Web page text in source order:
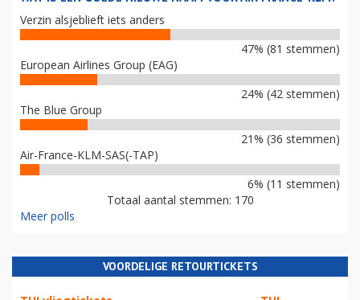
Verzin alsjeblieft iets anders
47% (81 stemmen)
European Airlines Group (EAG)
24% (42 stemmen)
The Blue Group
21% (36 stemmen)
Air-France-KLM-SAS(-TAP)
6% (11 stemmen)
Totaal aantal stemmen: 170
Meer polls
VOORDELIGE RETOURTICKETS